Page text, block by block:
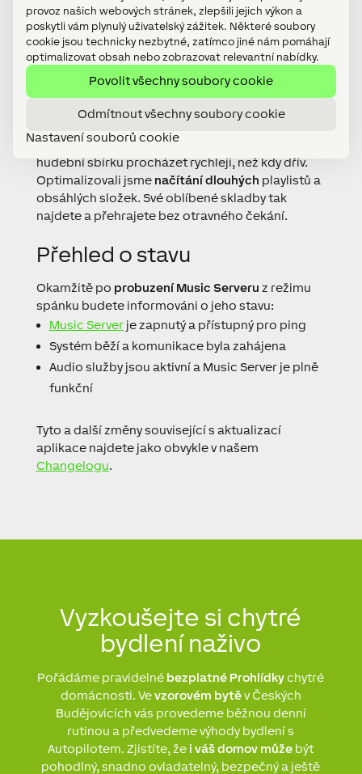
provoz našich webových stránek, zlepšili jejich výkon a
poskytli vám plynulý uživatelský zážitek. Některé soubory
cookie jsou technicky nezbytné, zatímco jiné nám pomáhají
optimalizovat obsah nebo zobrazovat relevantní nabídky.
Povolit všechny soubory cookie
Odmítnout všechny soubory cookie
Nastavení souborů cookie
Rychlejší ovládánía
pokročilé možnosti audia
Lepší odezva navigace
S Loxone Smart Home App 7.3 budete svou
hudební sbírku procházet rychleji, než kdy dřív.
Optimalizovali jsme načítání dlouhých playlistů a
obsáhlých složek. Své oblíbené skladby tak
najdete a přehrajete bez otravného čekání.
Přehled o stavu
Okamžitě po probuzení Music Serveru z režimu
spánku budete informováni o jeho stavu:
Music Serverje zapnutý a přístupný pro ping
Systém běží a komunikace byla zahájena
Audio služby jsou aktivní a Music Server je plně
funkční
Tyto a další změny související s aktualizací
aplikace najdete jako obvykle v našem
Changelogu.
Vyzkoušejte si chytré
bydlení naživo
Pořádáme pravidelné bezplatné Prohlídkychytré
domácnosti. Vevzorovém bytěv Českých
Budějovicích vás provedeme běžnou denní
rutinou a předvedeme výhody bydlení s
Autopilotem. Zjistíte, žei váš domov může být
pohodlný, snadno ovladatelný, bezpečný a ještě